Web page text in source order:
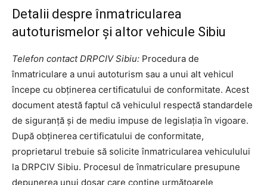
Detalii despre înmatricularea
autoturismelor și altor vehicule Sibiu
Telefon contact DRPCIV Sibiu: Procedura de
înmatriculare a unui autoturism sau a unui alt vehicul
începe cu obținerea certificatului de conformitate. Acest
document atestă faptul că vehiculul respectă standardele
de siguranță și de mediu impuse de legislația în vigoare.
După obținerea certificatului de conformitate,
proprietarul trebuie să solicite înmatricularea vehiculului
la DRPCIV Sibiu. Procesul de înmatriculare presupune
depunerea unui dosar care conține următoarele